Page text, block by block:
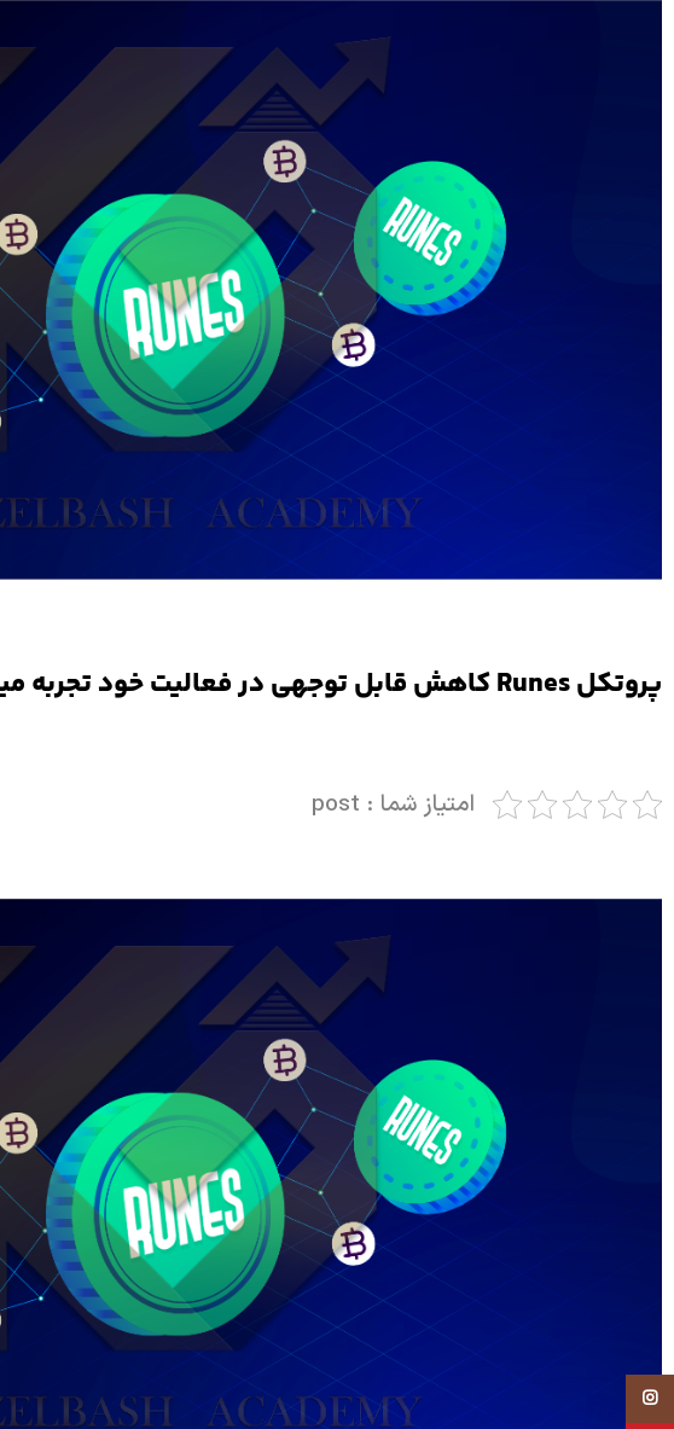
پروتکل Runes کاهش قابل توجهی در فعالیت خود تجربه میکند.
امتیاز شما : post